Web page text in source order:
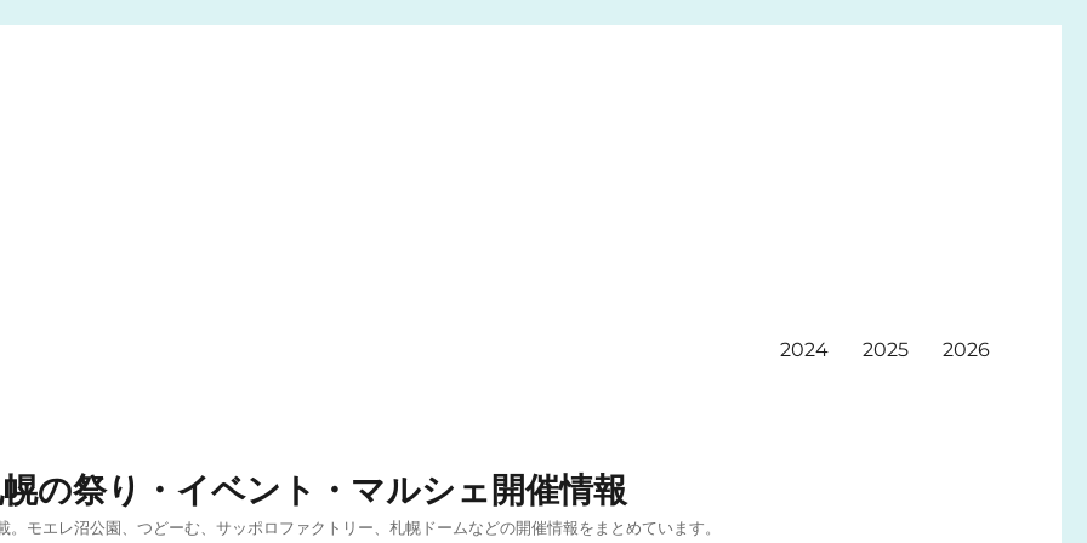
の祭り・イベント・マルシェ開催情報
モエレ沼公園、つどーむ、サッポロファクトリー、札幌ドームなどの開催情報をまとめています。
2024 2025 2026